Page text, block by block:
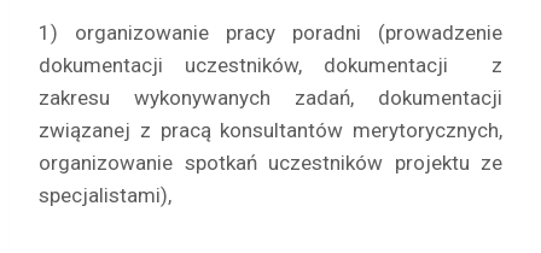
1) organizowanie pracy poradni (prowadzenie
dokumentacji uczestników, dokumentacji z
zakresu wykonywanych zadań, dokumentacji
związanej z pracą konsultantów merytorycznych,
organizowanie spotkań uczestników projektu ze
specjalistami),